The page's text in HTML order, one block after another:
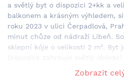
a světlý byt o dispozici 2+kk a
balkonem a krásným výhledem,
roku 2023 v ulici Čerpadlová,
minut chůze od nádraží Libeň.
sklepní kóje o velikosti 2 m². Byt
koutem a lednici, pak ložnice,
vanou a toaletou, a balkon s
Zobrazit